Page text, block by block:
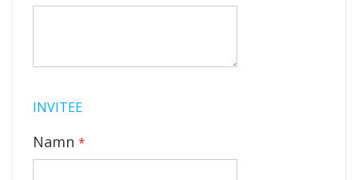
INVITEE
Namn